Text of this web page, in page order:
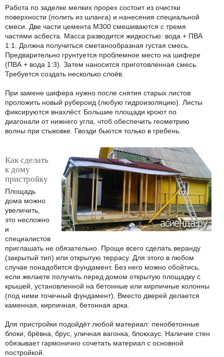
Работа по заделке мелких прорех состоит из очистки
поверхности (полить из шланга) и нанесения специальной
смеси. Две части цемента М300 смешиваются с тремя
частями асбеста. Масса разводится жидкостью: вода + ПВА
1:1. Должна получиться сметанообразная густая смесь.
Предварительно грунтуется проблемное место на шифере
(ПВА + вода 1:3). Затем наносится приготовленная смесь.
Требуется создать несколько слоёв.
При замене шифера нужно после снятия старых листов
проложить новый рубероид (любую гидроизоляцию). Листы
фиксируются внахлёст. Большие площади кроют по
диагонали от нижнего угла, чтоб обеспечить геометрию
волны при стыковке. Гвозди бьются только в гребень.
Как сделать
к дому
пристройку
Площадь
дома можно
увеличить,
это несложно
и
специалистов
приглашать не обязательно. Проще всего сделать веранду
(закрытый тип) или открытую террасу. Для этого в любом
случае понадобится фундамент. Без него можно обойтись,
если желаете получить перед домом открытую площадку с
крышей, установленной на бетонные или кирпичные колонны
(под ними точечный фундамент). Вместо дверей делается
каменная, кирпичная, бетонная арка.
Для пристройки подойдёт любой материал: пенобетонные
блоки, брёвна, брус, уличная вагонка, блокхаус. Наличие стен
обязывает гармонично сочетать материал с основной
постройкой.